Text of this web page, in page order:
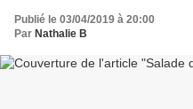
Publié le 03/04/2019 à 20:00
Par Nathalie B